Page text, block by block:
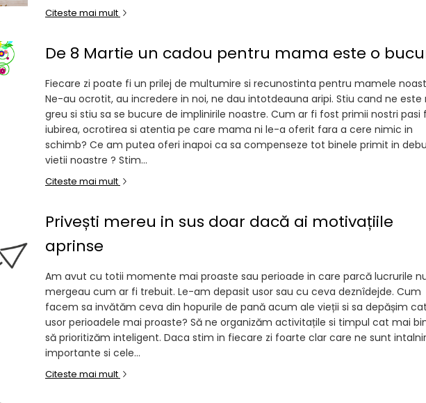
Citeste mai mult
De 8 Martie un cadou pentru mama este o
Fiecare zi poate fi un prilej de multumire si recunostinta pentru mamele
Ne-au ocrotit, au incredere in noi, ne dau intotdeauna aripi. Stiu cand ne este
greu si stiu sa se bucure de implinirile noastre. Cum ar fi fost primii nostri pasi
iubirea, ocrotirea si atentia pe care mama ni le-a oferit fara a cere nimic in
schimb? Ce am putea oferi inapoi ca sa compenseze tot binele primit in
vietii noastre ? Stim...
Citeste mai mult
Privești mereu in sus doar dacă ai motivațiile
aprinse
Am avut cu totii momente mai proaste sau perioade in care parcă lucrurile
mergeau cum ar fi trebuit. Le-am depasit usor sau cu ceva deznîdejde. Cum
facem sa invătăm ceva din hopurile de pană acum ale vieții si sa depășim
usor perioadele mai proaste? Să ne organizăm activitațile si timpul cat mai
să prioritizăm inteligent. Daca stim in fiecare zi foarte clar care ne sunt
importante si cele...
Citeste mai mult